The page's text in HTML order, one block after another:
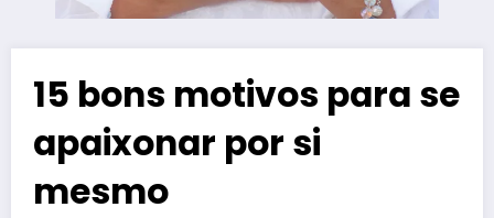
15 bons motivos para se
apaixonar por si
mesmo